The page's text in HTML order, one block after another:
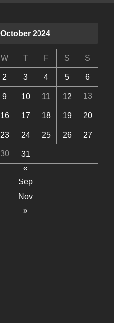
October 2024
W T F S S
2 3 4 5 6
9 10 11 12 13
16 17 18 19 20
23 24 25 26 27
30
31
«
Sep
Nov
»